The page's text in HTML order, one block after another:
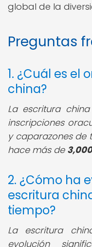
global de la
Preguntas
1. ¿Cuál es el
china?
La escritura
inscripciones
y caparazones de
hace más de
2. ¿Cómo ha
escritura
tiempo?
La escritura
evolución